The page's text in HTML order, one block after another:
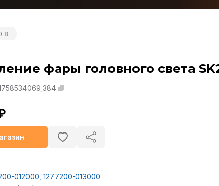
8
фары головного света
012000, 1277200-013000